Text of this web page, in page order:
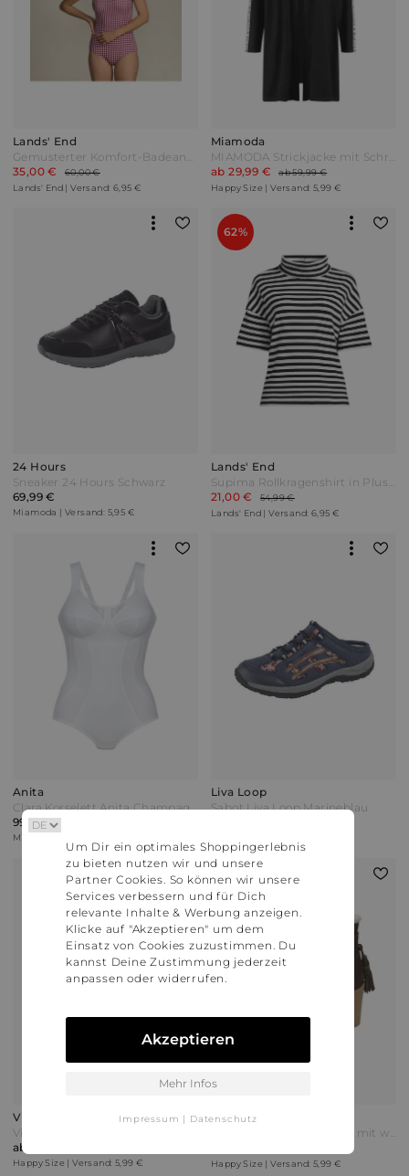
Lands' End
35,00 €
60,00 €
Lands' End | Versand: 6,95 €
Miamoda
ab 29,99 €
ab 59,99 €
Happy Size | Versand: 5,99 €
24 Hours
Sneaker 24 Hours Schwarz
69,99 €
Miamoda | Versand: 5,95 €
62%
Lands' End
21,00 €
54,99 €
Lands' End | Versand: 6,95 €
Anita
Clara Korselett Anita Champagner Gelb
99,95 €
Miamoda | Versand: 5,95 €
Liva Loop
Sabot Liva Loop Marineblau
Vital
Vital Pantolette Schwarz/Grün
ab 109,00 €
Happy Size | Versand: 5,99 €
25%
Wenz
Happy Size | Versand: 5,99 €
Um Dir ein optimales Shoppingerlebnis
zu bieten nutzen wir und unsere
Partner Cookies. So können wir unsere
Services verbessern und für Dich
relevante Inhalte & Werbung anzeigen.
Klicke auf "Akzeptieren" um dem
Einsatz von Cookies zuzustimmen. Du
kannst Deine Zustimmung jederzeit
anpassen oder widerrufen.
Akzeptieren
Mehr Infos
Impressum | Datenschutz